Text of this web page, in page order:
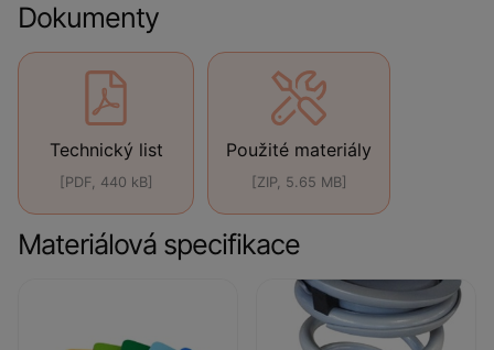
Dokumenty
Technický list
[PDF, 440 kB]
Použité materiály
[ZIP, 5.65 MB]
Materiálová specifikace